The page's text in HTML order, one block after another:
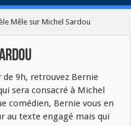
Mêle sur Michel Sardou
9h, retrouvez Bernie
sera consacré à Michel
comédien, Bernie vous en
au texte engagé mais qui